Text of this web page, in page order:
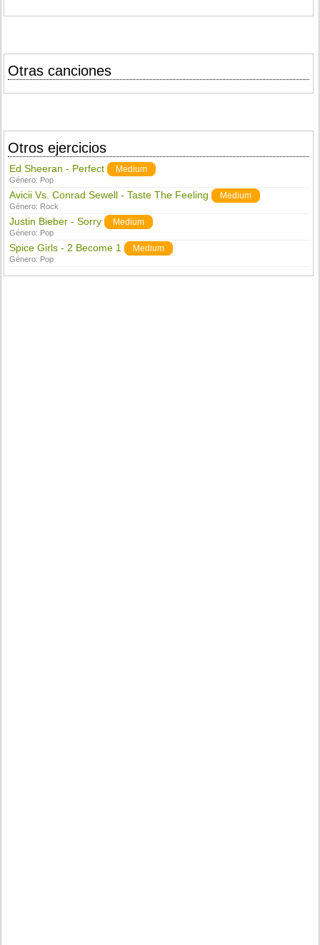
Otras canciones
Otros ejercicios
Ed Sheeran - Perfect Medium
Género: Pop
Avicii Vs. Conrad Sewell - Taste The Feeling Medium
Género: Rock
Justin Bieber - Sorry Medium
Género: Pop
Spice Girls - 2 Become 1 Medium
Género: Pop